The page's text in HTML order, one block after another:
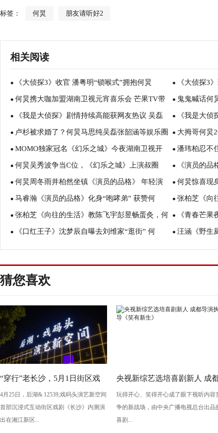
标签： 何炅 朋友请听好2
相关阅读
● 《大侦探3》收官 潘粤明“锁喉式”拥抱何炅 ● 《大侦探3
● 何炅携大咖加盟湖南卫视元宵喜乐会 芒果TV带
你亲临现场
● 鬼鬼喊话何
型是吴磊？
● 《我是大侦探》剧情持续高能获网友热议 吴磊
机智、何炅落泪收视五连冠
● 《我是大
磊、邓伦兄
● 卢杉被求婚了？何炅马思纯吴磊张韶涵等娱乐圈
最强大咖神助攻！
● 大拇哥何炅
言有计》
● MOMO独家冠名《幻乐之城》今夜湖南卫视开
播 王菲综艺首秀
● 潘玮柏忍不
递正能量说唱
● 何炅吴秀波争当C位，《幻乐之城》上演叔圈
101
● 《演员的
井柏然助力
● 何炅周冬雨井柏然坐镇《演员的品格》 年轻演
员培训真人秀即将开启
● 何炅惊喜现
次开唱
● 马睿瀚《演员的品格》化身“咆哮弟” 获赞何
炅：台词没有错一个字
● 张柏芝《向
炅赞真性情
● 张柏芝《向往的生活》教陈飞宇彭昱畅蛋灸，何
炅黄磊盖章亲妈属性
● 《青春芒
相“萝卜白菜
● 《口红王子》沈梦辰自曝去刘维家“逛街” 何
炅：他让我好感动
● 汪涵《野生
计”何炅
猜您喜欢
“穿行”老长沙，5月1日街区戏
剧《长沙》将亮相“后湖・戏码
头”
4月25日，后湖& 12539;戏码头演艺新空间
首部沉浸式互动街区戏剧《长沙》内测演
出在湘江新区...
央视新综艺选培喜剧新人 成
导演执导《笑有新生》
玩得开心、笑得开心成了眼下视听内容
争的新战场，由中央广播电视总台出品
喜剧...